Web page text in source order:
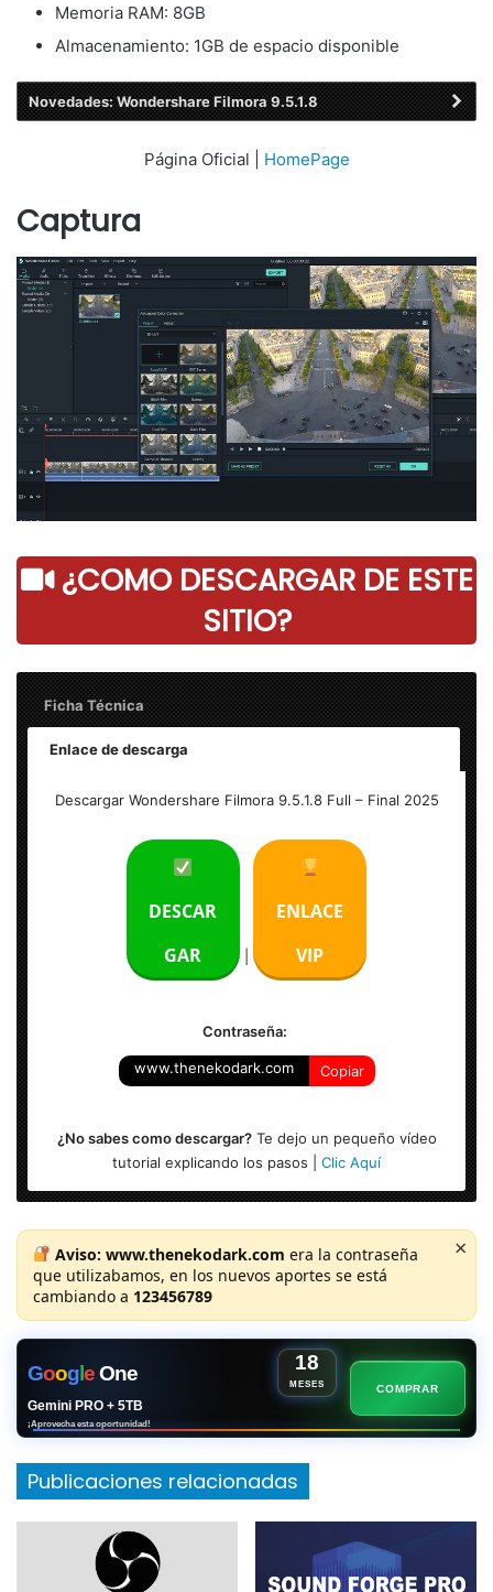
Memoria RAM: 8GB
Almacenamiento: 1GB de espacio disponible
Novedades: Wondershare Filmora 9.5.1.8
Página Oficial | HomePage
Captura
¿COMO DESCARGAR DE ESTE
SITIO?
Ficha Técnica
Enlace de descarga
Descargar Wondershare Filmora 9.5.1.8 Full – Final 2025
DESCAR
GAR
ENLACE
VIP
Contraseña:
www.thenekodark.com Copiar
¿No sabes como descargar?Te dejo un pequeño vídeo
tutorial explicando los pasos | Clic Aquí
Aviso: www.thenekodark.com era la contraseña
que utilizabamos, en los nuevos aportes se está
cambiando a 123456789
×
GoogleOne 18
MESES
Gemini PRO + 5TB
¡Aprovecha esta oportunidad!
COMPRAR
Publicaciones relacionadas